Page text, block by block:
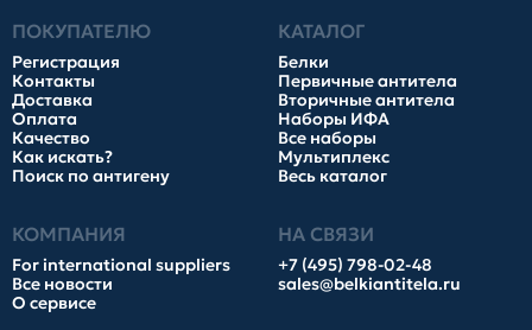
ПОКУПАТЕЛЮ
Регистрация
Контакты
Доставка
Оплата
Качество
Как искать?
Поиск по антигену
КАТАЛОГ
Белки
Первичные антитела
Вторичные антитела
Наборы ИФА
Все наборы
Мультиплекс
Весь каталог
КОМПАНИЯ
For international suppliers
Все новости
О сервисе
НА СВЯЗИ
+7 (495) 798-02-48
sales@belkiantitela.ru